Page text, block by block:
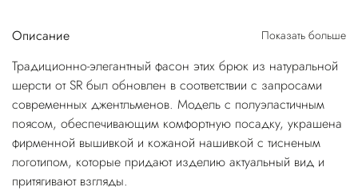
Описание Показать больше
Традиционно-элегантный фасон этих брюк из натуральной
шерсти от SR был обновлен в соответствии с запросами
современных джентльменов. Модель с полуэластичным
поясом, обеспечивающим комфортную посадку, украшена
фирменной вышивкой и кожаной нашивкой с тисненым
логотипом, которые придают изделию актуальный вид и
притягивают взгляды.